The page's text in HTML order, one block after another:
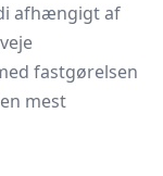
afhængigt af
fastgørelsen
mest